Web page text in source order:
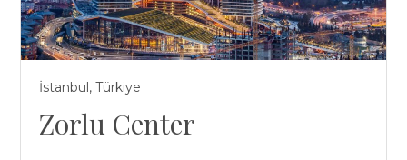
İstanbul, Türkiye
Zorlu Center